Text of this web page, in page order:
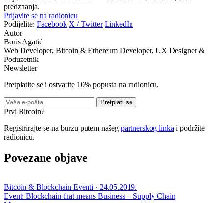
predznanja.
Prijavite se na radionicu
Podijelite: Facebook X / Twitter LinkedIn
Autor
Boris Agatić
Web Developer, Bitcoin & Ethereum Developer, UX Designer &
Poduzetnik
Newsletter
Pretplatite se i ostvarite 10% popusta na radionicu.
Pretplati se
Prvi Bitcoin?
Registrirajte se na burzu putem našeg partnerskog linka i podržite
radionicu.
Povezane objave
Bitcoin & Blockchain Eventi · 24.05.2019.
Event: Blockchain that means Business – Supply Chain